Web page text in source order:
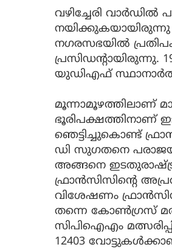
വഴിച്ചേരി വാര്‍ഡില്‍
നയിക്കുകയായിരുന്നു
നഗരസഭയില്‍
യുഡിഎഫ്
മൂന്നാമൂഴത്തിലാണ്
ഭൂരിപക്ഷത്തിനാണ്
ഞെട്ടിച്ചുകൊണ്ട്
ഡി സുഗതനെ
അങ്ങനെ
ഫ്രാന്‍സിസിന്റെ
വിശേഷണം
തന്നെ കോണ്‍ഗ്രസ്
സിപിഐഎം
12403